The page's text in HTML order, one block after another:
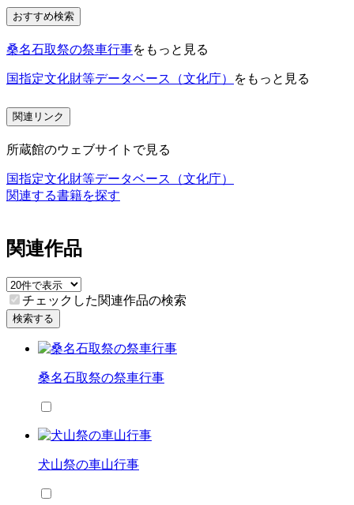
おすすめ検索
桑名石取祭の祭車行事をもっと見る
国指定文化財等データベース（文化庁） をもっと見る
関連リンク
所蔵館のウェブサイトで見る
国指定文化財等データベース（文化庁）
関連する書籍を探す
関連作品
チェックした関連作品の検索
検索する
桑名石取祭の祭車行事
犬山祭の車山行事